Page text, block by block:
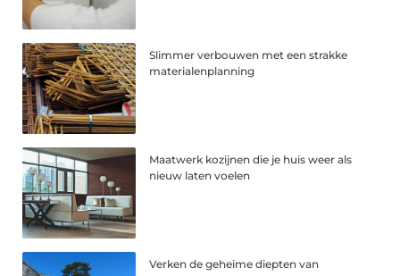
Slimmer verbouwen met een strakke
materialenplanning
Maatwerk kozijnen die je huis weer als
nieuw laten voelen
Verken de geheime diepten van